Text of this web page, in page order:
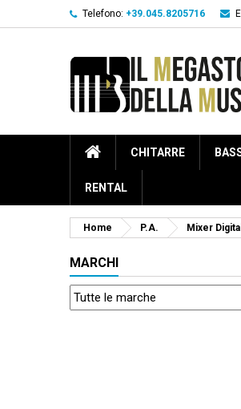
Telefono: +39.045.8205716
CHITARRE
RENTAL
Home P.A. Mixer
MARCHI